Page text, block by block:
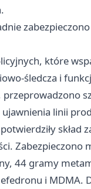
które
i
linii
skład
Zabezpieczono
44 gramy
i MDMA.